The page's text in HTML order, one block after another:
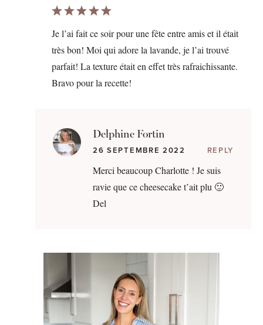
Je l’ai fait ce soir pour une fête entre amis et il était
très bon! Moi qui adore la lavande, je l’ai trouvé
parfait! La texture était en effet très rafraichissante.
Bravo pour la recette!
Delphine Fortin
26 SEPTEMBRE 2022 REPLY
Merci beaucoup Charlotte ! Je suis
ravie que ce cheesecake t’ait plu 🙂
Del